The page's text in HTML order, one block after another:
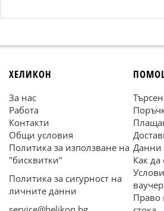
ХЕЛИКОН
За нас
Работа
Контакти
Общи условия
Политика за използване на
"бисквитки"
Политика за сигурност на
личните данни
Данни
Как
ваучер
Право